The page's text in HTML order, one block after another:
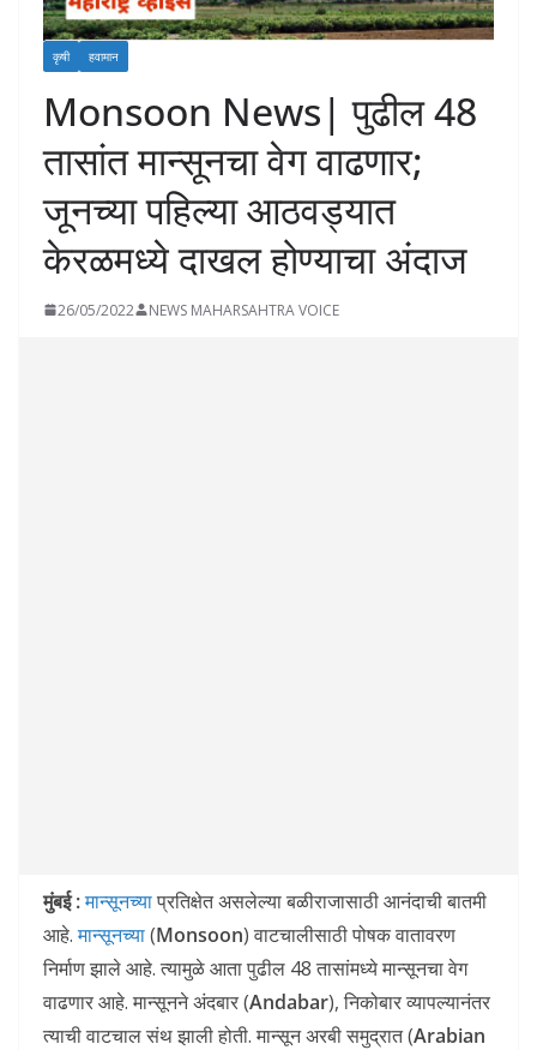
कृषी हवामान
Monsoon News| पुढील 48
तासांत मान्सूनचा वेग वाढणार;
जूनच्या पहिल्या आठवड्यात
केरळमध्ये दाखल होण्याचा अंदाज
26/05/2022 NEWS MAHARSAHTRA VOICE
मुंबई :मान्सूनच्याप्रतिक्षेत असलेल्या बळीराजासाठी आनंदाची बातमी
आहे.मान्सूनच्या(Monsoon) वाटचालीसाठी पोषक वातावरण
निर्माण झाले आहे. त्यामुळे आता पुढील 48 तासांमध्ये मान्सूनचा वेग
वाढणार आहे. मान्सूनने अंदबार (Andabar), निकोबार व्यापल्यानंतर
त्याची वाटचाल संथ झाली होती. मान्सून अरबी समुद्रात (Arabian